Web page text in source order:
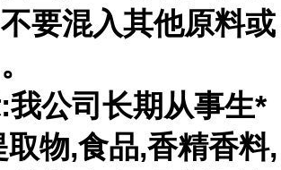
要混入其他原料或
我公司长期从事生*
物,食品,香精香料,